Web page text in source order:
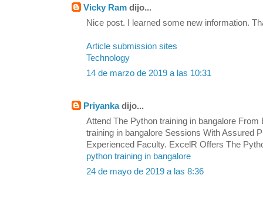
Vicky Ram dijo...
Nice post. I learned some new information.
Article submission sites
Technology
14 de marzo de 2019 a las 10:31
Priyankadijo...
Attend The Python training in bangalore
training in bangalore Sessions With Assured
Experienced Faculty. ExcelR Offers The
python training in bangalore
24 de mayo de 2019 a las 8:36